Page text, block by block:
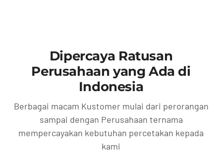
Advertising
Dipercaya Ratusan
Perusahaan yang Ada di
Indonesia
Berbagai macam Kustomer mulai dari perorangan
sampai dengan Perusahaan ternama
mempercayakan kebutuhan percetakan kepada
kami